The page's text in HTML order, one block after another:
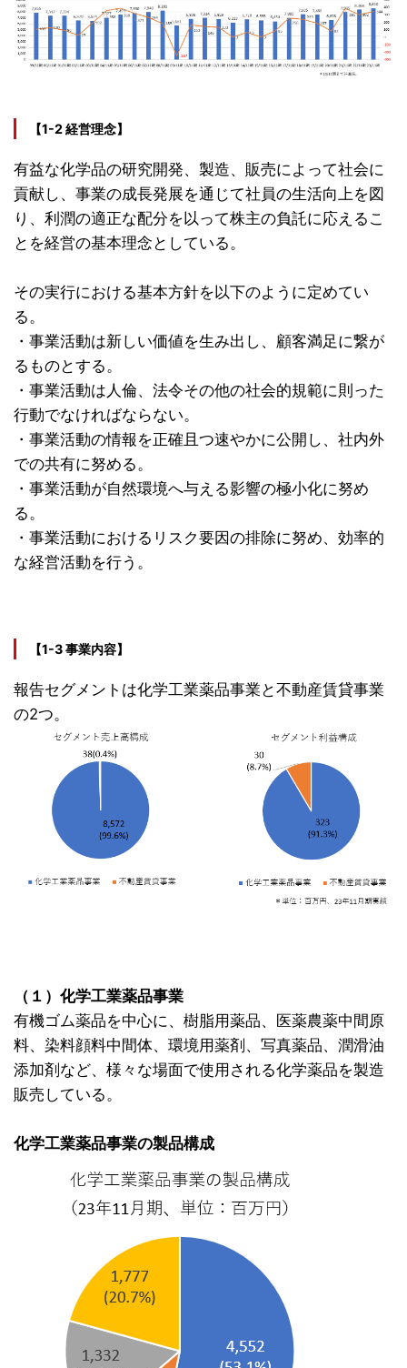
【1-2 経営理念】
有益な化学品の研究開発、製造、販売によって社会に
貢献し、事業の成長発展を通じて社員の生活向上を図
り、利潤の適正な配分を以って株主の負託に応えるこ
とを経営の基本理念としている。
その実行における基本方針を以下のように定めてい
る。
・事業活動は新しい価値を生み出し、顧客満足に繋が
るものとする。
・事業活動は人倫、法令その他の社会的規範に則った
行動でなければならない。
・事業活動の情報を正確且つ速やかに公開し、社内外
での共有に努める。
・事業活動が自然環境へ与える影響の極小化に努め
る。
・事業活動におけるリスク要因の排除に努め、効率的
な経営活動を行う。
【1-3 事業内容】
報告セグメントは化学工業薬品事業と不動産賃貸事業
の2つ。
（１）化学工業薬品事業
有機ゴム薬品を中心に、樹脂用薬品、医薬農薬中間原
料、染料顔料中間体、環境用薬剤、写真薬品、潤滑油
添加剤など、様々な場面で使用される化学薬品を製造
販売している。
化学工業薬品事業の製品構成